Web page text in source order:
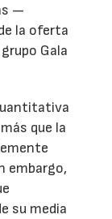
—
la oferta
Gala
que la
embargo,
su media